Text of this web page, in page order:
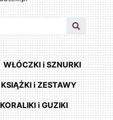
WŁÓCZKI i SZNURKI
KSIĄŻKI i ZESTAWY
KORALIKI i GUZIKI